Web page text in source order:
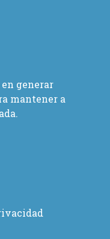
generar
mantener a